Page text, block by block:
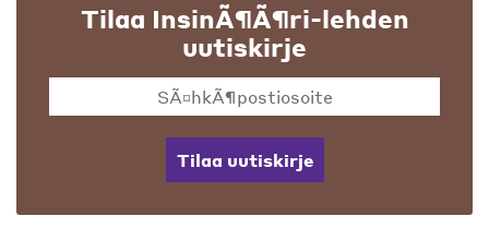
Tilaa InsinÃ¶Ã¶ri-lehden
uutiskirje
Tilaa uutiskirje